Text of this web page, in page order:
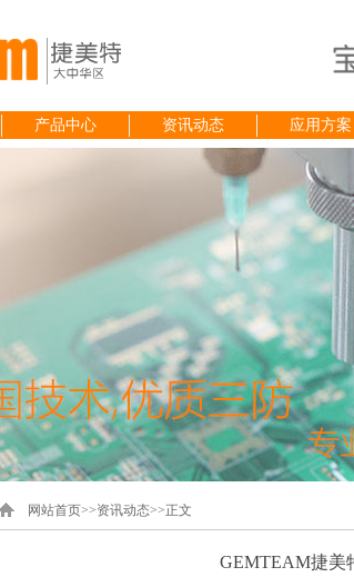
产品中心 资讯动态 应用方案
​网站首页>>资讯动态>>正文
GEMTEAM捷美